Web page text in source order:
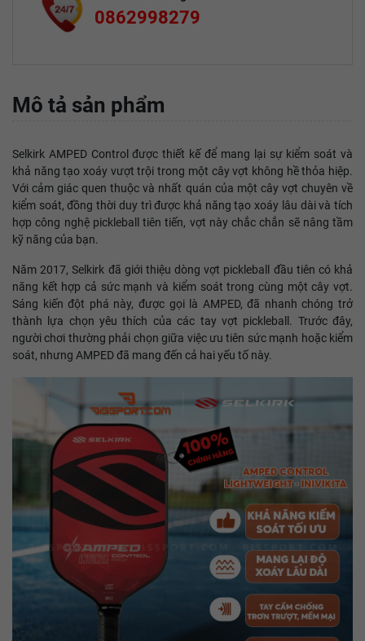
0862998279
Mô tả sản phẩm
Selkirk AMPED Control được thiết kế để mang lại sự kiểm soát và
khả năng tạo xoáy vượt trội trong một cây vợt không hề thỏa hiệp.
Với cảm giác quen thuộc và nhất quán của một cây vợt chuyên về
kiểm soát, đồng thời duy trì được khả năng tạo xoáy lâu dài và tích
hợp công nghệ pickleball tiên tiến, vợt này chắc chắn sẽ nâng tầm
kỹ năng của bạn.
Năm 2017, Selkirk đã giới thiệu dòng vợt pickleball đầu tiên có khả
năng kết hợp cả sức mạnh và kiểm soát trong cùng một cây vợt.
Sáng kiến đột phá này, được gọi là AMPED, đã nhanh chóng trở
thành lựa chọn yêu thích của các tay vợt pickleball. Trước đây,
người chơi thường phải chọn giữa việc ưu tiên sức mạnh hoặc kiểm
soát, nhưng AMPED đã mang đến cả hai yếu tố này.